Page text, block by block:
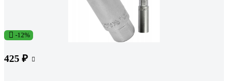
-12%
425 ₽